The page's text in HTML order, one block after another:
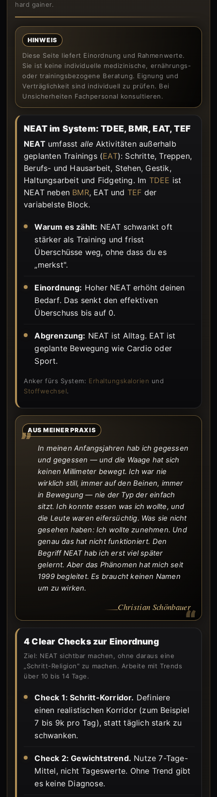
hard gainer.
HINWEIS
Diese Seite liefert Einordnung und Rahmenwerte.
Sie ist keine individuelle medizinische, ernährungs-
oder trainingsbezogene Beratung. Eignung und
Verträglichkeit sind individuell zu prüfen. Bei
Unsicherheiten Fachpersonal konsultieren.
NEAT im System: TDEE, BMR, EAT, TEF
NEATumfasst alle Aktivitäten außerhalb
geplanten Trainings (EAT): Schritte, Treppen,
Berufs- und Hausarbeit, Stehen, Gestik,
Haltungsarbeit und Fidgeting. Im TDEE ist
NEAT neben BMR, EAT und TEF der
variabelste Block.
Warum es zählt: NEAT schwankt oft
stärker als Training und frisst
Überschüsse weg, ohne dass du es
„merkst".
Einordnung: Hoher NEAT erhöht deinen
Bedarf. Das senkt den effektiven
Überschuss bis auf 0.
Abgrenzung: NEAT ist Alltag. EAT ist
geplante Bewegung wie Cardio oder
Sport.
Anker fürs System: Erhaltungskalorien und
Stoffwechsel.
AUS MEINER PRAXIS
In meinen Anfangsjahren hab ich gegessen
und gegessen — und die Waage hat sich
keinen Millimeter bewegt. Ich war nie
wirklich still, immer auf den Beinen, immer
in Bewegung — nie der Typ der einfach
sitzt. Ich konnte essen was ich wollte, und
die Leute waren eifersüchtig. Was sie nicht
gesehen haben: Ich wollte zunehmen. Und
genau das hat nicht funktioniert. Den
Begriff NEAT hab ich erst viel später
gelernt. Aber das Phänomen hat mich seit
1999 begleitet. Es braucht keinen Namen
um zu wirken.
Christian Schönbauer
4 Clear Checks zur Einordnung
Ziel: NEAT sichtbar machen, ohne daraus eine
„Schritt-Religion" zu machen. Arbeite mit Trends
über 10 bis 14 Tage.
Check 1: Schritt-Korridor. Definiere
einen realistischen Korridor (zum Beispiel
7 bis 9k pro Tag), statt täglich stark zu
schwanken.
Check 2: Gewichtstrend. Nutze 7-Tage-
Mittel, nicht Tageswerte. Ohne Trend gibt
es keine Diagnose.